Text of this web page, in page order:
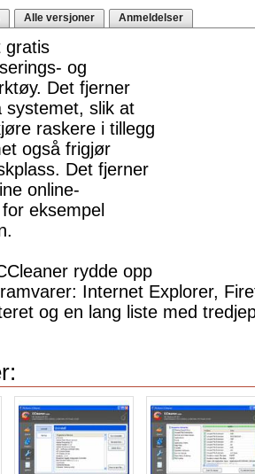
Alle versjoner Anmeldelser
gratis
og
Det fjerner
systemet, slik at
raskere i tillegg
også frigjør
Det fjerner
online-
eksempel
rydde opp
Internet Explorer,
og en lang liste med